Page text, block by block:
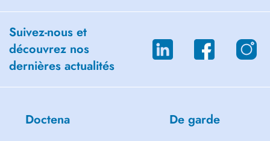
Suivez-nous et
découvrez nos
dernières actualités
Doctena De garde